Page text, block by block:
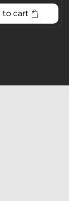
to cart